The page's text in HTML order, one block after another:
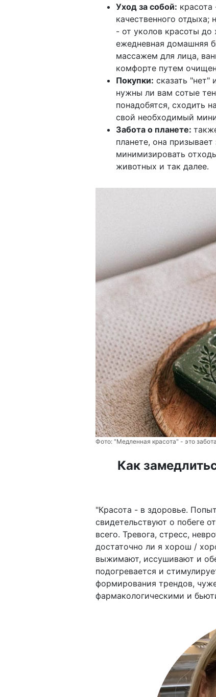
Уход за собой: красота
качественного отдыха;
- от уколов красоты до
ежедневная домашняя
массажем для лица,
комфорте путем
Покупки: сказать "нет"
нужны ли вам сотые
понадобятся, сходить
свой необходимый
Забота о планете:
планете, она
минимизировать
животных и так далее.
Фото: "Медленная красота" - это
Как
"Красота - в здоровье.
свидетельствуют о побеге
всего. Тревога, стресс,
достаточно ли я хорош /
выжимают, иссушивают и
подогревается и
формирования трендов,
фармакологическими и